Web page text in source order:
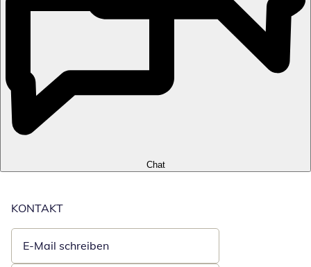
Chat
KONTAKT
E-Mail schreiben
Öffnet E-Mail-Client